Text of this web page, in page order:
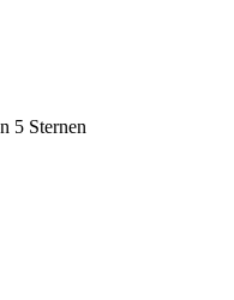
5 Sternen